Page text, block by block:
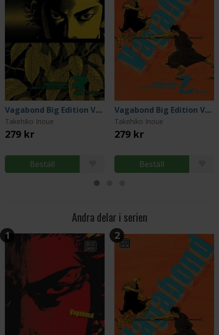
Vagabond Big Edition Vol 3
Takehiko Inoue
279 kr
Beställ
Vagabond Big Edition Vol 2
Takehiko Inoue
279 kr
Beställ
Andra delar i serien
1 2